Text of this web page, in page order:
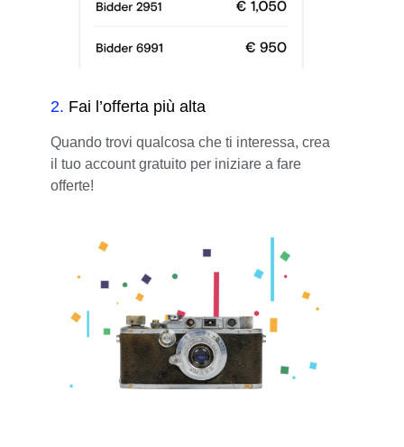
2. Fai l’offerta più alta
Quando trovi qualcosa che ti interessa, crea
il tuo account gratuito per iniziare a fare
offerte!